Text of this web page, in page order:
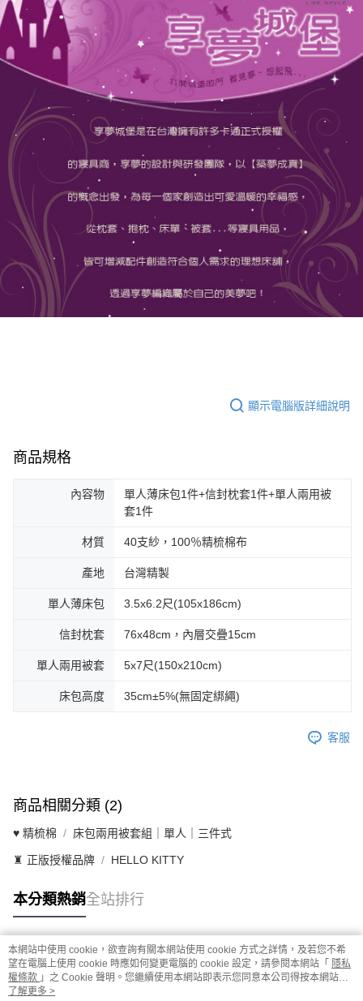
顯示電腦版詳細說明
商品規格
內容物
單人薄床包1件+信封枕套1件+單人兩用被
套1件
材質 40支紗，100％精梳棉布
產地 台灣精製
單人薄床包 3.5x6.2尺(105x186cm)
信封枕套 76x48cm，內層交疊15cm
單人兩用被套 5x7尺(150x210cm)
床包高度 35cm±5%(無固定綁繩)
客服
商品相關分類 (2)
♥ 精梳棉 床包兩用被套組｜單人｜三件式
♜ 正版授權品牌 HELLO KITTY
本分類熱銷全站排行
熱門標籤
本網站中使用 cookie，欲查詢有關本網站使用 cookie 方式之詳情，及若您不希
望在電腦上使用 cookie 時應如何變更電腦的 cookie 設定，請參閱本網站「 隱私
權條款 」之 Cookie 聲明。您繼續使用本網站即表示您同意本公司得按本網站使
用條款之 Cookie 聲明使用 cookie。
了解更多 >